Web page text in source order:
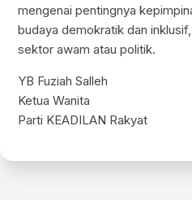
mengenai pentingnya
budaya demokratik dan
sektor awam atau politik.
YB Fuziah Salleh
Ketua Wanita
Parti KEADILAN Rakyat